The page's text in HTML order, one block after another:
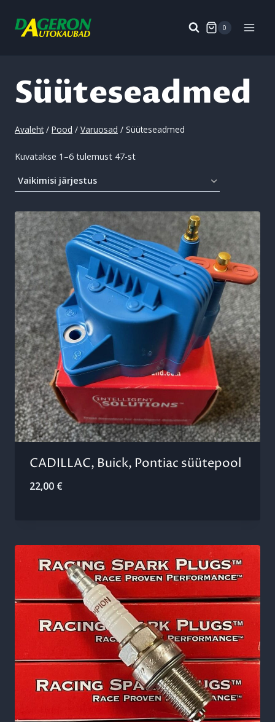
0
Süüteseadmed
Avaleht / Pood / Varuosad / Süüteseadmed
Kuvatakse 1–6 tulemust 47-st
CADILLAC, Buick, Pontiac süütepool
22,00 €